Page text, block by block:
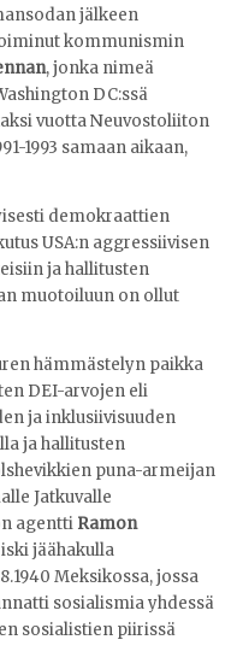
jälkeen
kommunismin
, jonka nimeä
DC:ssä
vuotta Neuvostoliiton
1993 samaan aikaan,
demokraattien
USA:n aggressiivisen
ja hallitusten
muotoiluun on ollut
hämmästelyn paikka
DEI-arvojen eli
ja inklusiivisuuden
ja hallitusten
puna-armeijan
Jatkuvalle
agentti Ramon
jäähakulla
Meksikossa, jossa
sosialismia yhdessä
sosialistien piirissä